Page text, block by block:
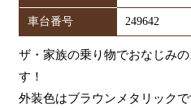
車台番号 249642
ザ・家族の乗り物でおなじみ
す！
外装色はブラウンメタリック